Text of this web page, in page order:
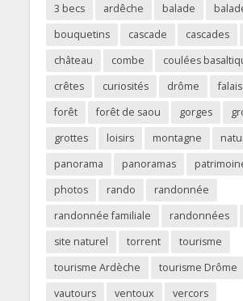
3 becs ardêche balade
bouquetins
cascade cascades
château
combe coulées
crêtes
curiosités drôme
forêt
forêt de saou gorges
grottes
loisirs montagne
panorama
panoramas
photos
rando
randonnée
randonnée familiale
randonnées
site naturel
torrent
tourisme
tourisme Ardèche
tourisme Drôme
vautours
ventoux vercors